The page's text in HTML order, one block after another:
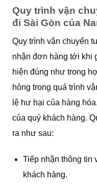
Quy trình vận
đi Sài Gòn của
Quy trình vận chuyển
nhận đơn hàng tới khi
hiện đúng như trong
hỏng trong quá trình
lệ hư hại của hàng
của quý khách hàng.
ra như sau:
Tiếp nhận thông tin
khách hàng.